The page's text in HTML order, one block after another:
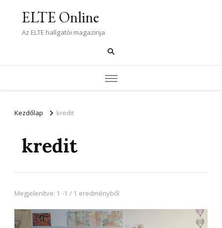
ELTE Online
Az ELTE hallgatói magazinja
Kezdőlap kredit
kredit
Megjelenítve: 1 -1 / 1 eredményből